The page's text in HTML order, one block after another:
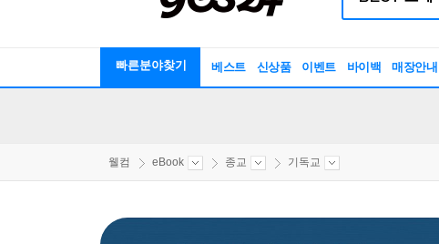
빠른분야찾기 베스트 신상품 이벤트 바이백 매장안내
웰컴 eBook 종교 기독교